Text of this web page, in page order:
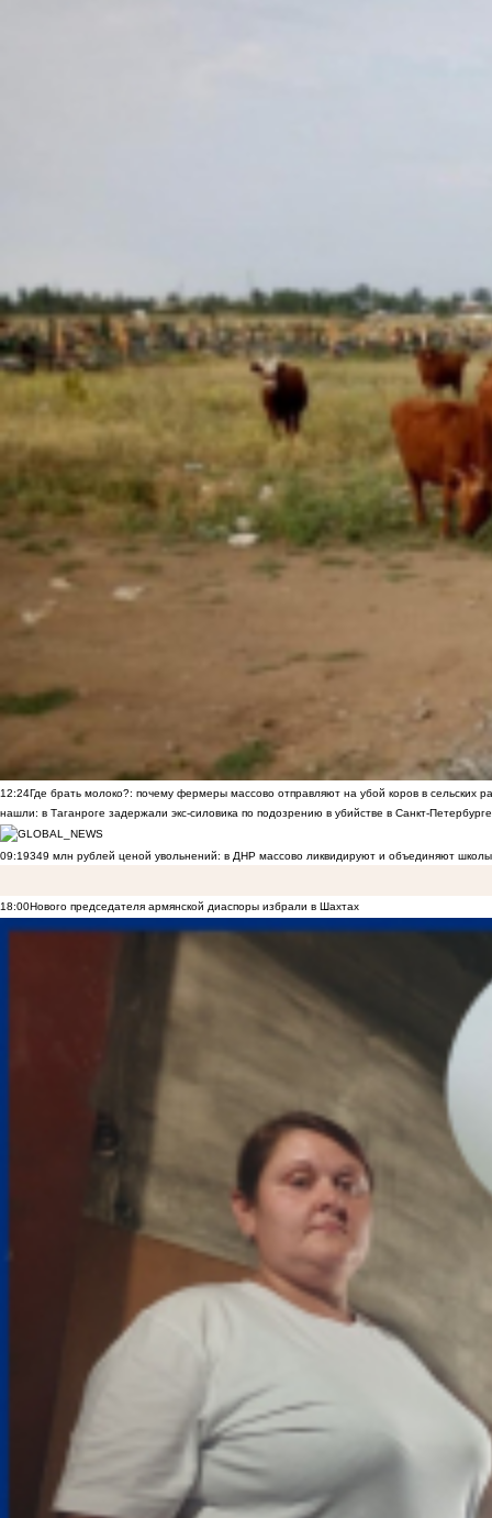
12:24Где брать молоко?: почему фермеры массово отправляют на убой коров в сельских
нашли: в Таганроге задержали экс-силовика по подозрению в убийстве в Санкт-Петербурге
09:19349 млн рублей ценой увольнений: в ДНР массово ликвидируют и объединяют
18:00Нового председателя армянской диаспоры избрали в Шахтах